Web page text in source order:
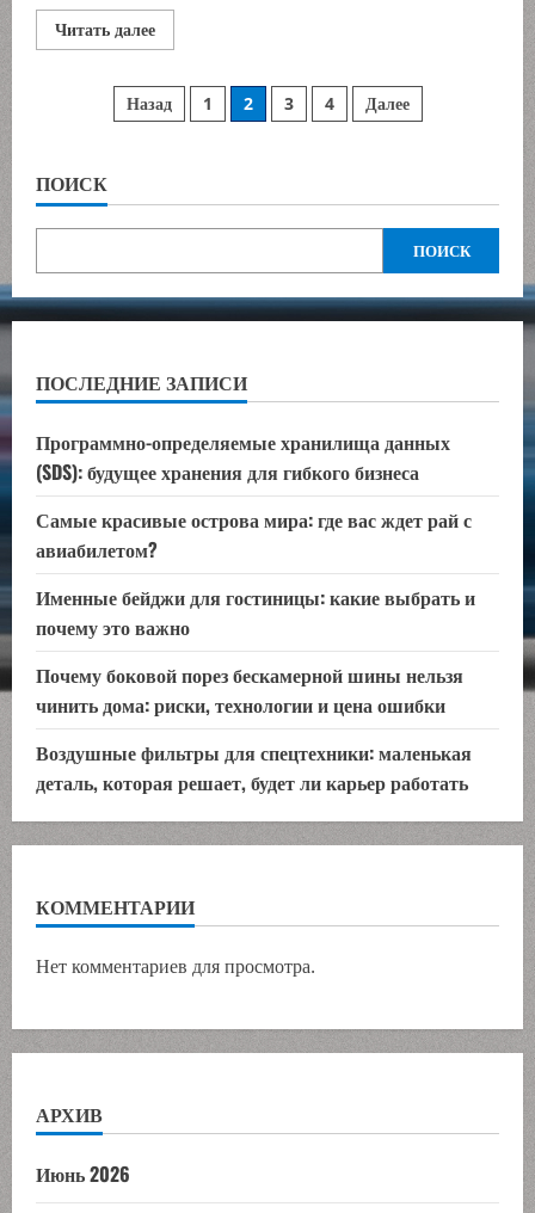
Читать далееПрочитать
больше
аксессуары:
стильные
и
Пагинация
Назад 1 2 3 4 Далее
ПОИСК
ПОИСК
ПОСЛЕДНИЕ ЗАПИСИ
Программно-определяемые хранилища данных
(SDS): будущее хранения для гибкого бизнеса
Самые красивые острова мира: где вас ждет рай с
авиабилетом?
Именные бейджи для гостиницы: какие выбрать и
почему это важно
Почему боковой порез бескамерной шины нельзя
чинить дома: риски, технологии и цена ошибки
Воздушные фильтры для спецтехники: маленькая
деталь, которая решает, будет ли карьер работать
КОММЕНТАРИИ
Нет комментариев для просмотра.
АРХИВ
Июнь 2026